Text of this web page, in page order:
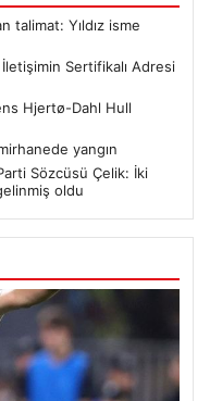
talimat: Yıldız isme
Sertifikalı Adresi
Hjertø-Dahl Hull
yangın
Sözcüsü Çelik: İki
oldu